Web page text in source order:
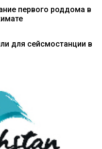
первого роддома в
для сейсмостанции в